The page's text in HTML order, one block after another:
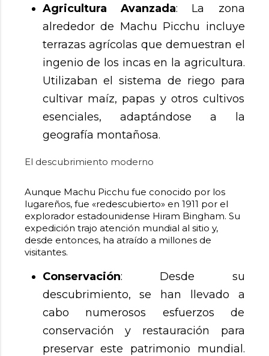
Agricultura Avanzada: La zona
alrededor de Machu Picchu incluye
terrazas agrícolas que demuestran el
ingenio de los incas en la agricultura.
Utilizaban el sistema de riego para
cultivar maíz, papas y otros cultivos
esenciales, adaptándose a la
geografía montañosa.
El descubrimiento moderno
Aunque Machu Picchu fue conocido por los
lugareños, fue «redescubierto» en 1911 por el
explorador estadounidense Hiram Bingham. Su
expedición trajo atención mundial al sitio y,
desde entonces, ha atraído a millones de
visitantes.
Conservación: Desde su
descubrimiento, se han llevado a
cabo numerosos esfuerzos de
conservación y restauración para
preservar este patrimonio mundial.